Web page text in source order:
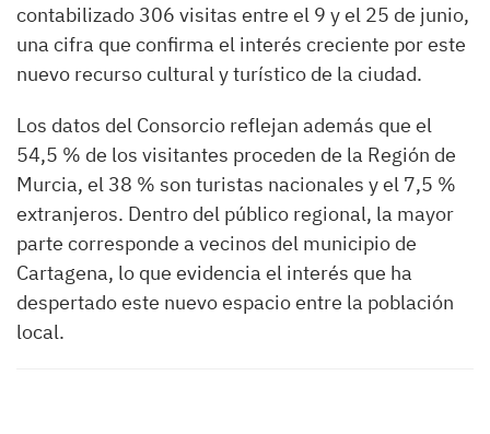
contabilizado 306 visitas entre el 9 y el 25 de junio,
una cifra que confirma el interés creciente por este
nuevo recurso cultural y turístico de la ciudad.
Los datos del Consorcio reflejan además que el
54,5 % de los visitantes proceden de la Región de
Murcia, el 38 % son turistas nacionales y el 7,5 %
extranjeros. Dentro del público regional, la mayor
parte corresponde a vecinos del municipio de
Cartagena, lo que evidencia el interés que ha
despertado este nuevo espacio entre la población
local.